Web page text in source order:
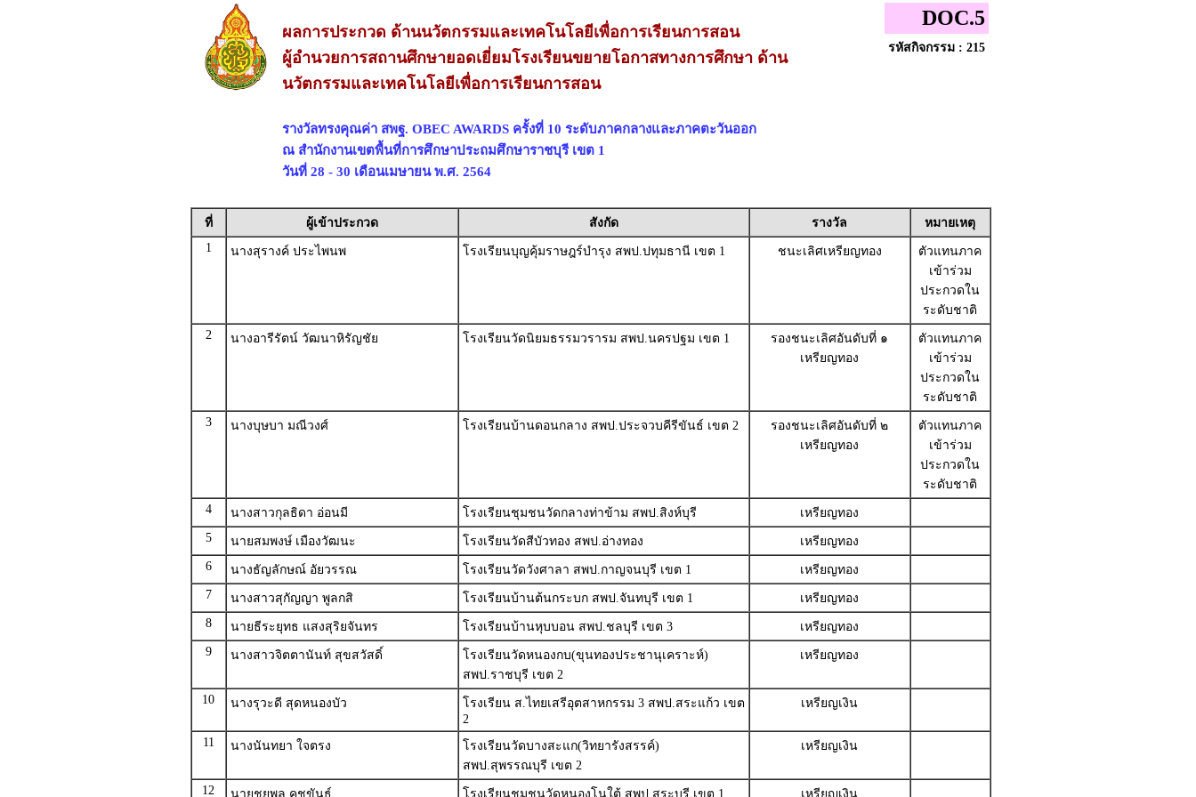
ผลการประกวด ด้านนวัตกรรมและเทคโนโลยีเพื่อการเรียนการสอน
ผู้อำนวยการสถานศึกษายอดเยี่ยมโรงเรียนขยายโอกาสทางการศึกษา ด้าน
นวัตกรรมและเทคโนโลยีเพื่อการเรียนการสอน
รางวัลทรงคุณค่า สพฐ. OBEC AWARDS ครั้งที่ 10 ระดับภาคกลางและภาคตะวันออก
ณ สำนักงานเขตพื้นที่การศึกษาประถมศึกษาราชบุรี เขต 1
วันที่ 28 - 30 เดือนเมษายน พ.ศ. 2564
DOC.5
รหัสกิจกรรม : 215
ที่ ผู้เข้าประกวด สังกัด รางวัล
หมายเหตุ
1
นางสุรางค์ ประไพนพ โรงเรียนบุญคุ้มราษฎร์บำรุง สพป.ปทุมธานี เขต 1 ชนะเลิศเหรียญทอง
ตัวแทนภาค
เข้าร่วม
ประกวดใน
ระดับชาติ
2
นางอารีรัตน์ วัฒนาหิรัญชัย โรงเรียนวัดนิยมธรรมวรารม สพป.นครปฐม เขต 1
รองชนะเลิศอันดับที่ ๑
เหรียญทอง
ตัวแทนภาค
เข้าร่วม
ประกวดใน
ระดับชาติ
3
นางบุษบา มณีวงศ์ โรงเรียนบ้านดอนกลาง สพป.ประจวบคีรีขันธ์ เขต 2
รองชนะเลิศอันดับที่ ๒
เหรียญทอง
ตัวแทนภาค
เข้าร่วม
ประกวดใน
ระดับชาติ
4
นางสาวกุลธิดา อ่อนมี โรงเรียนชุมชนวัดกลางท่าข้าม สพป.สิงห์บุรี
เหรียญทอง
5
นายสมพงษ์ เมืองวัฒนะ โรงเรียนวัดสีบัวทอง สพป.อ่างทอง
เหรียญทอง
6
นางธัญลักษณ์ อัยวรรณ โรงเรียนวัดวังศาลา สพป.กาญจนบุรี เขต 1
เหรียญทอง
7
นางสาวสุกัญญา พูลกสิ โรงเรียนบ้านต้นกระบก สพป.จันทบุรี เขต 1
เหรียญทอง
8
นายธีระยุทธ แสงสุริยจันทร โรงเรียนบ้านหุบบอน สพป.ชลบุรี เขต 3
เหรียญทอง
9
นางสาวจิตตานันท์ สุขสวัสดิ์
โรงเรียนวัดหนองกบ(ขุนทองประชานุเคราะห์)
สพป.ราชบุรี เขต 2
เหรียญทอง
10 นางรุวะดี สุดหนองบัว
โรงเรียน ส.ไทยเสรีอุตสาหกรรม 3 สพป.สระแก้ว เขต
2
เหรียญเงิน
11 นางนันทยา ใจตรง
โรงเรียนวัดบางสะแก(วิทยารังสรรค์)
สพป.สุพรรณบุรี เขต 2
เหรียญเงิน
12 นายชยพล คชขันธ์ โรงเรียนชุมชนวัดหนองโนใต้ สพป.สระบุรี เขต 1 เหรียญเงิน